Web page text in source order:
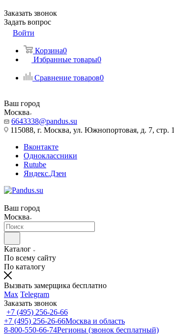
Заказать звонок
Задать вопрос
Войти
Корзина0
Избранные товары0
Сравнение товаров0
Ваш город
Москва
6643338@pandus.su
115088, г. Москва, ул. Южнопортовая, д. 7, стр. 1
Вконтакте
Одноклассники
Rutube
Яндекс.Дзен
Ваш город
Москва
Каталог
По всему сайту
По каталогу
Вызвать замерщика бесплатно
Max Telegram
Заказать звонок
+7 (495) 256-26-66
+7 (495) 256-26-66Москва и область
8-800-550-66-74Регионы (звонок бесплатный)